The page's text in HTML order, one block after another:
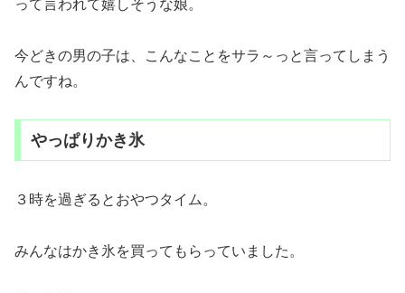
って言われて嬉しそうな娘。
今どきの男の子は、こんなことをサラ～っと言ってしまう
んですね。
やっぱりかき氷
３時を過ぎるとおやつタイム。
みんなはかき氷を買ってもらっていました。